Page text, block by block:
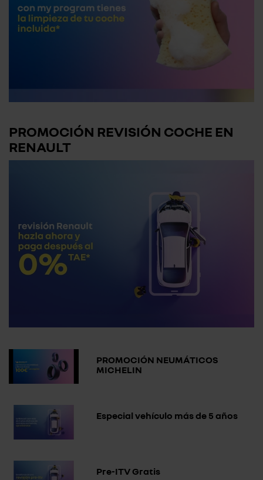
PROMOCIÓN REVISIÓN COCHE EN
RENAULT
PROMOCIÓN NEUMÁTICOS
MICHELIN
Especial vehículo más de 5 años
Pre-ITV Gratis